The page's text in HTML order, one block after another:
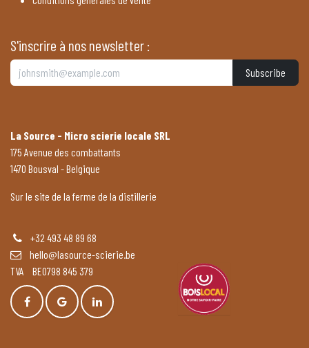
S'inscrire à nos newsletter :
Subscribe
La Source - Micro scierie locale SRL
175 Avenue des combattants
1470 Bousval - Belgique
Sur le site de la ferme de la distillerie
+32 493 48 89 68
hello@lasource-scierie.be
TVA BE0798 845 379